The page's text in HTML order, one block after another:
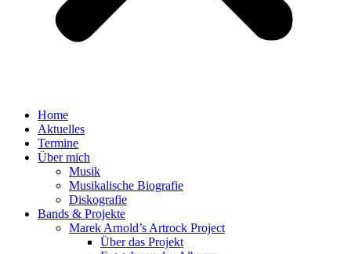
Home
Aktuelles
Termine
Über mich
Musik
Musikalische Biografie
Diskografie
Bands & Projekte
Marek Arnold’s Artrock Project
Über das Projekt